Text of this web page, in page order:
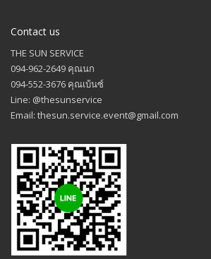
Contact us
THE SUN SERVICE
094-962-2649 คุณนก
094-552-3676 คุณเบ้นซ์
Line: @thesunservice
Email: thesun.service.event@gmail.com